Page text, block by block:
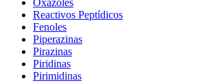
Oxazoles
Reactivos Peptídicos
Fenoles
Piperazinas
Pirazinas
Piridinas
Pirimidinas